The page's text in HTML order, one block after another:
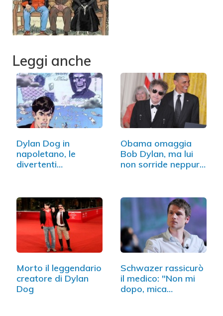
Leggi anche
Dylan Dog in
napoletano, le
divertenti
Obama omaggia
Bob Dylan, ma lui
non sorride neppure
Morto il leggendario
creatore di Dylan
Dog
Schwazer rassicurò
il medico: "Non mi
dopo, mica…